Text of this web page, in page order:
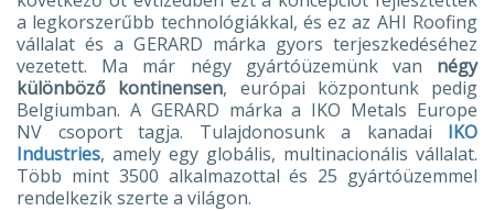
a legkorszerűbb technológiákkal, és ez az AHI Roofing
vállalat és a GERARD márka gyors terjeszkedéséhez
vezetett. Ma már négy gyártóüzemünk van négy
különböző kontinensen, európai központunk pedig
Belgiumban. A GERARD márka a IKO Metals Europe
NV csoport tagja. Tulajdonosunk a kanadai IKO
Industries, amely egy globális, multinacionális vállalat.
Több mint 3500 alkalmazottal és 25 gyártóüzemmel
rendelkezik szerte a világon.